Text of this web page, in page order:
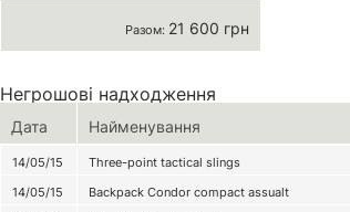
Разом: 21 600 грн
Негрошові надходження
Дата Найменування
14/05/15 Three-point tactical slings
14/05/15
Backpack Condor compact assualt